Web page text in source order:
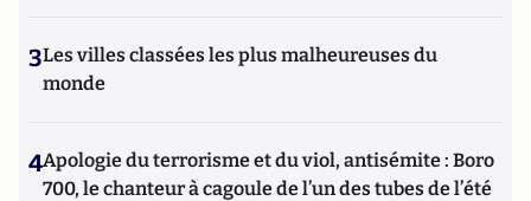
3Les villes classées les plus malheureuses du
monde
4Apologie du terrorisme et du viol, antisémite : Boro
700, le chanteur à cagoule de l’un des tubes de l’été